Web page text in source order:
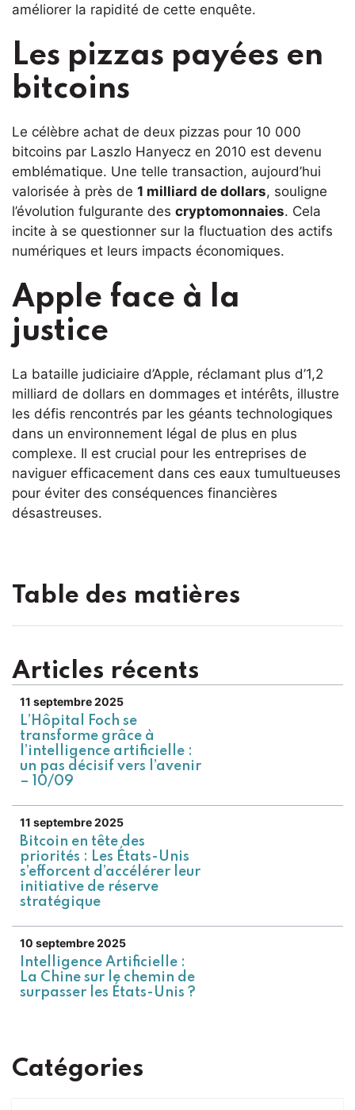
améliorer la rapidité de cette enquête.
Les pizzas payées en
bitcoins
Le célèbre achat de deux pizzas pour 10 000
bitcoins par Laszlo Hanyecz en 2010 est devenu
emblématique. Une telle transaction, aujourd’hui
valorisée à près de 1 milliard de dollars, souligne
l’évolution fulgurante des cryptomonnaies. Cela
incite à se questionner sur la fluctuation des actifs
numériques et leurs impacts économiques.
Apple face à la
justice
La bataille judiciaire d’Apple, réclamant plus d’1,2
milliard de dollars en dommages et intérêts, illustre
les défis rencontrés par les géants technologiques
dans un environnement légal de plus en plus
complexe. Il est crucial pour les entreprises de
naviguer efficacement dans ces eaux tumultueuses
pour éviter des conséquences financières
désastreuses.
Table des matières
Articles récents
11 septembre 2025
L’Hôpital Foch se
transforme grâce à
l’intelligence artificielle :
un pas décisif vers l’avenir
– 10/09
11 septembre 2025
Bitcoin en tête des
priorités : Les États-Unis
s’efforcent d’accélérer leur
initiative de réserve
stratégique
10 septembre 2025
Intelligence Artificielle :
La Chine sur le chemin de
surpasser les États-Unis ?
Catégories